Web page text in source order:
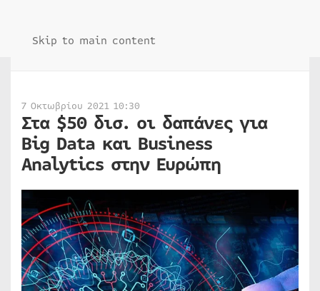
Skip to main content
7 Οκτωβρίου 2021 10:30
Στα $50 δισ. οι δαπάνες για
Big Data και Business
Analytics στην Ευρώπη